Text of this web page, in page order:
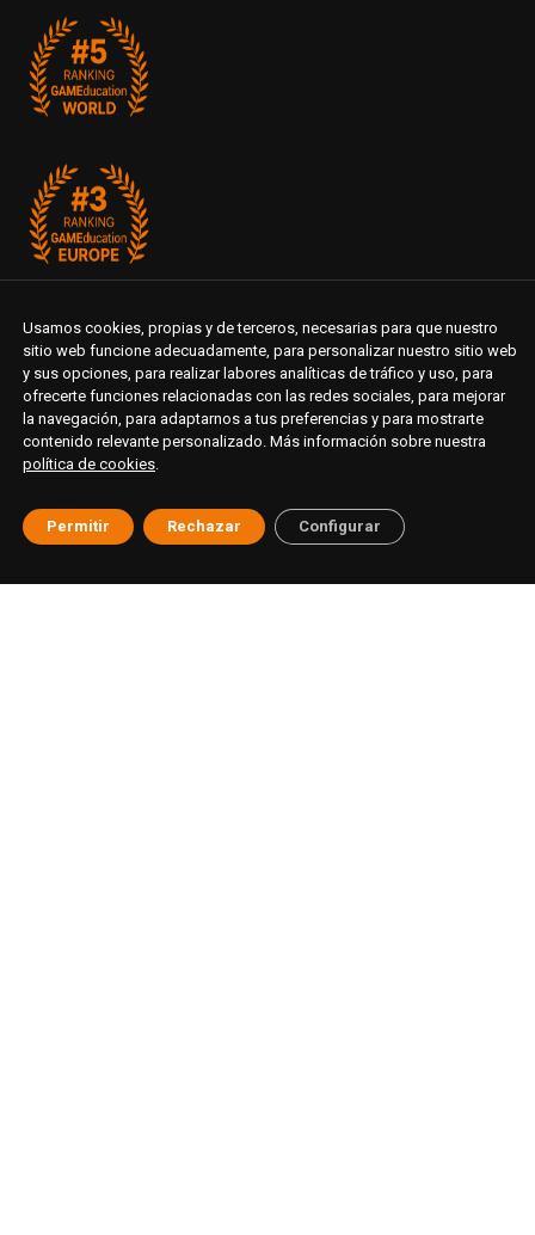
Usamos cookies, propias y de terceros, necesarias para que nuestro
sitio web funcione adecuadamente, para personalizar nuestro sitio web
y sus opciones, para realizar labores analíticas de tráfico y uso, para
ofrecerte funciones relacionadas con las redes sociales, para mejorar
la navegación, para adaptarnos a tus preferencias y para mostrarte
contenido relevante personalizado. Más información sobre nuestra
política de cookies.
Permitir Rechazar Configurar